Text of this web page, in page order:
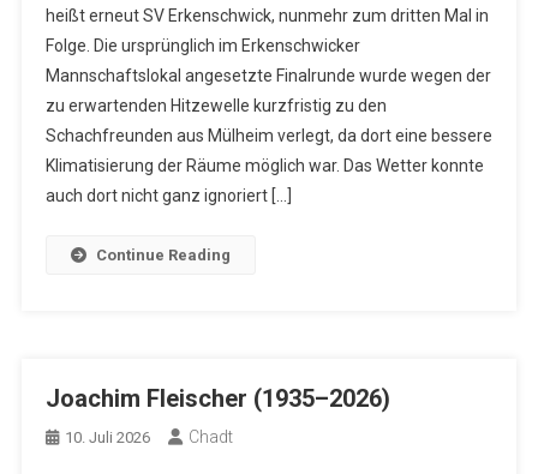
heißt erneut SV Erkenschwick, nunmehr zum dritten Mal in
Folge. Die ursprünglich im Erkenschwicker
Mannschaftslokal angesetzte Finalrunde wurde wegen der
zu erwartenden Hitzewelle kurzfristig zu den
Schachfreunden aus Mülheim verlegt, da dort eine bessere
Klimatisierung der Räume möglich war. Das Wetter konnte
auch dort nicht ganz ignoriert […]
Continue Reading
Joachim Fleischer (1935–2026)
10. Juli 2026 Chadt